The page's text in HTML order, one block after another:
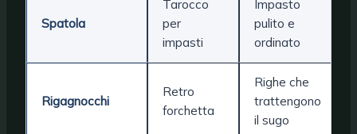
Spatola
Tarocco
per
impasti
Impasto
pulito e
ordinato
Rigagnocchi
Retro
forchetta
Righe che
trattengono
il sugo